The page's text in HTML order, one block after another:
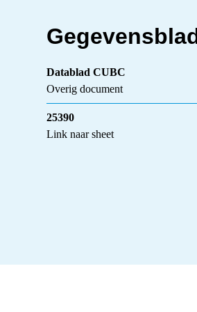
Datablad CUBC
Overig document
25390
Link naar sheet